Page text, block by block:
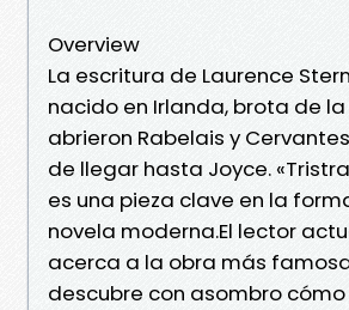
Overview
La escritura de Laurence
nacido en Irlanda, brota de
abrieron Rabelais y
de llegar hasta Joyce.
es una pieza clave en la
novela moderna.El lector
acerca a la obra más
descubre con asombro